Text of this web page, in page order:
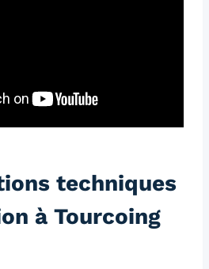
techniques
à Tourcoing